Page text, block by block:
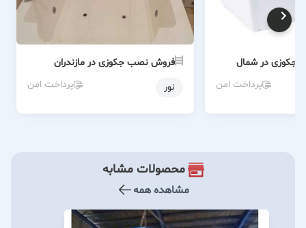
جکوزی در شمال
پرداخت امن
فروش نصب جکوزی در مازندران
نور
پرداخت امن
محصولات مشابه
مشاهده همه